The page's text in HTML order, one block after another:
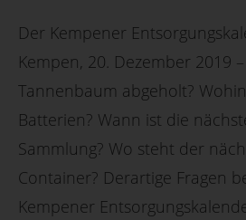
Der Kempener
Kempen, 20. Dezember 2019
Tannenbaum abgeholt?
Batterien? Wann ist die
Sammlung? Wo steht der
Container? Derartige Fragen
Kempener